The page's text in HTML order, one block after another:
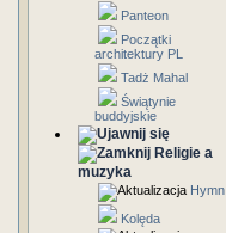
Panteon
Początki
architektury PL
Tadż Mahal
Świątynie
buddyjskie
Religie a
muzyka
Hymn
Kolęda